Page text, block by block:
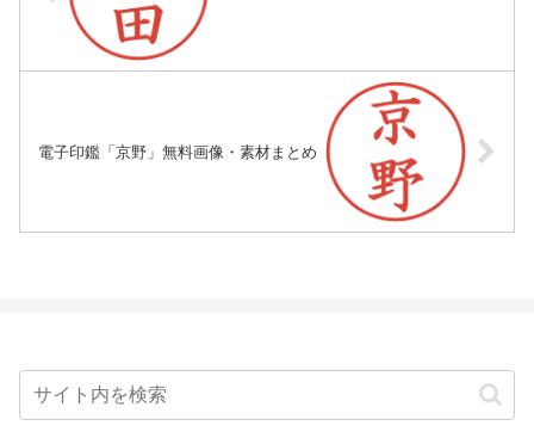
電子印鑑「京野」無料画像・素材まとめ